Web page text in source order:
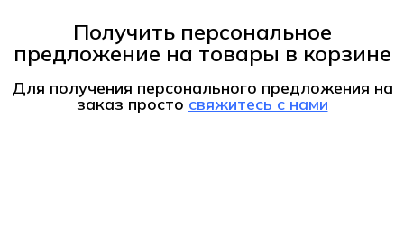
Получить персональное
предложение на товары в корзине
Для получения персонального предложения на
заказ просто свяжитесь с нами